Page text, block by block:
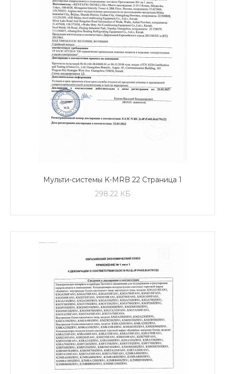
Мульти-системы K-MRB 22 Страница 1
298.22 КБ